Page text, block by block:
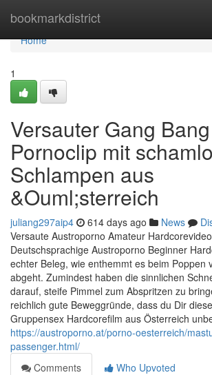
bookmarkdistrict
Home
Home
1
Versauter Gang Bang
Pornoclip mit
Schlampen aus
&Ouml;sterreich
juliang297aip4 614 days ago News
Versaute Austroporno Amateur
Deutschsprachige Austroporno Beginner
echter Beleg, wie enthemmt es beim Poppen
abgeht. Zumindest haben die sinnlichen
darauf, steife Pimmel zum Abspritzen zu
reichlich gute Beweggründe, dass du Dir
Gruppensex Hardcorefilm aus Österreich
https://austroporno.at/porno-oesterreich/
passenger.html/
Comments
Who Upvoted